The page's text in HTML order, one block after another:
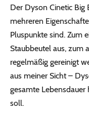
Der Dyson Cinetic Big
mehreren
Pluspunkte sind. Zum
Staubbeutel aus, zum
regelmäßig gereinigt
aus meiner Sicht –
gesamte Lebensdauer
soll.